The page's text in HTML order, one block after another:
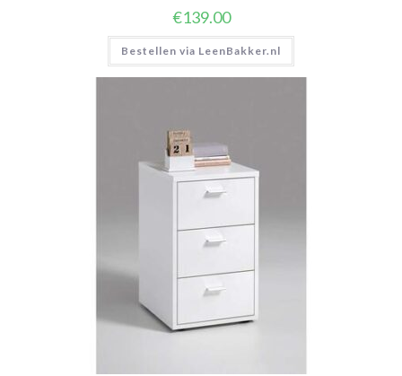
€139.00
Bestellen via LeenBakker.nl